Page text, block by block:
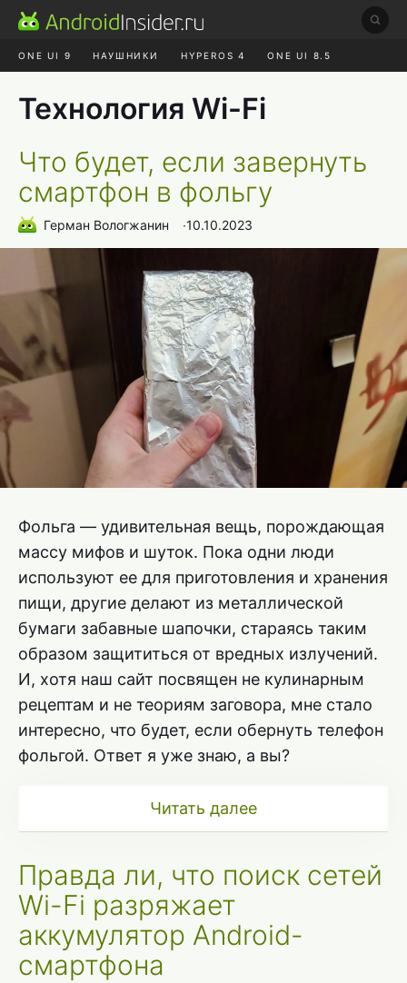
ONE UI 9 НАУШНИКИ HYPEROS 4 ONE UI 8.5
Технология Wi-Fi
Что будет, если завернуть
смартфон в фольгу
Герман Вологжанин ∙10.10.2023
Фольга — удивительная вещь, порождающая
массу мифов и шуток. Пока одни люди
используют ее для приготовления и хранения
пищи, другие делают из металлической
бумаги забавные шапочки, стараясь таким
образом защититься от вредных излучений.
И, хотя наш сайт посвящен не кулинарным
рецептам и не теориям заговора, мне стало
интересно, что будет, если обернуть телефон
фольгой. Ответ я уже знаю, а вы?
Читать далее
Правда ли, что поиск сетей
Wi-Fi разряжает
аккумулятор Android-
смартфона